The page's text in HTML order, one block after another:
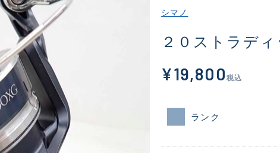
シマノ
２０ストラデ
¥19,800 税込
ランク